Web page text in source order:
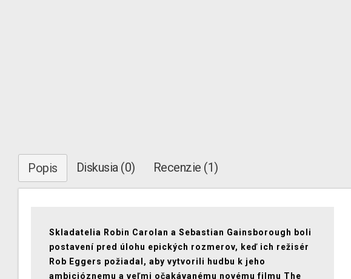
Popis Diskusia (0) Recenzie (1)
Skladatelia Robin Carolan a Sebastian Gainsborough boli
postavení pred úlohu epických rozmerov, keď ich režisér
Rob Eggers požiadal, aby vytvorili hudbu k jeho
ambicióznemu a veľmi očakávanému novému filmu The